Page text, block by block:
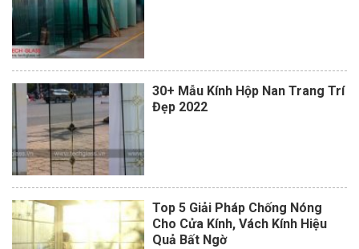
30+ Mẫu Kính Hộp Nan Trang Trí
Đẹp 2022
Top 5 Giải Pháp Chống Nóng
Cho Cửa Kính, Vách Kính Hiệu
Quả Bất Ngờ